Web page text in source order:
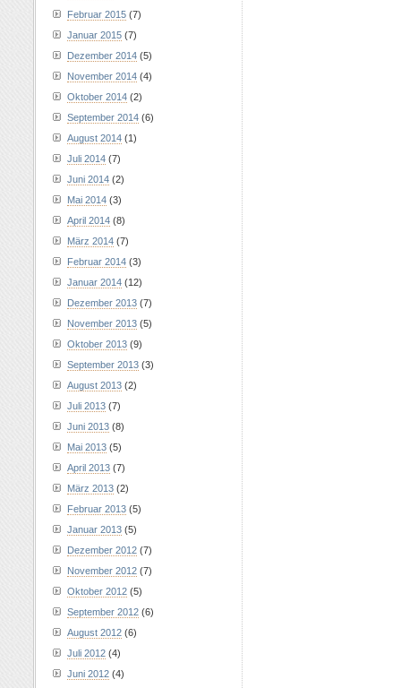
Februar 2015 (7)
Januar 2015 (7)
Dezember 2014 (5)
November 2014 (4)
Oktober 2014 (2)
September 2014 (6)
August 2014 (1)
Juli 2014 (7)
Juni 2014 (2)
Mai 2014 (3)
April 2014 (8)
März 2014 (7)
Februar 2014 (3)
Januar 2014 (12)
Dezember 2013 (7)
November 2013 (5)
Oktober 2013 (9)
September 2013 (3)
August 2013 (2)
Juli 2013 (7)
Juni 2013 (8)
Mai 2013 (5)
April 2013 (7)
März 2013 (2)
Februar 2013 (5)
Januar 2013 (5)
Dezember 2012 (7)
November 2012 (7)
Oktober 2012 (5)
September 2012 (6)
August 2012 (6)
Juli 2012 (4)
Juni 2012 (4)